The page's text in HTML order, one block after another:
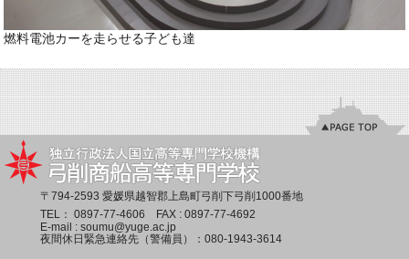
燃料電池カーを走らせる子ども達
〒794-2593 愛媛県越智郡上島町弓削下弓削1000番地
TEL： 0897-77-4606 FAX : 0897-77-4692
E-mail : soumu@yuge.ac.jp
夜間休日緊急連絡先（警備員）： 080-1943-3614